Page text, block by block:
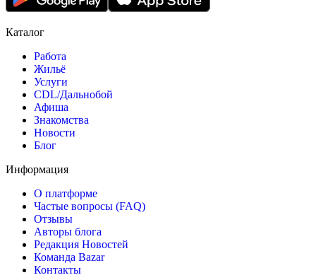
Каталог
Работа
Жильё
Услуги
CDL/Дальнобой
Афиша
Знакомства
Новости
Блог
Информация
О платформе
Частые вопросы (FAQ)
Отзывы
Авторы блога
Редакция Новостей
Команда Bazar
Контакты